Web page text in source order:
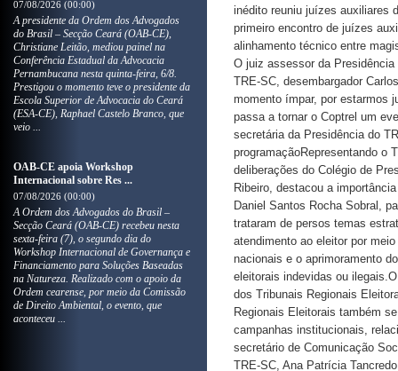
07/08/2026 (00:00)
A presidente da Ordem dos Advogados
do Brasil – Secção Ceará (OAB-CE),
Christiane Leitão, mediou painel na
Conferência Estadual da Advocacia
Pernambucana nesta quinta-feira, 6/8.
Prestigou o momento teve o presidente da
Escola Superior de Advocacia do Ceará
(ESA-CE), Raphael Castelo Branco, que
veio ...
OAB-CE apoia Workshop
Internacional sobre Res ...
07/08/2026 (00:00)
A Ordem dos Advogados do Brasil –
Secção Ceará (OAB-CE) recebeu nesta
sexta-feira (7), o segundo dia do
Workshop Internacional de Governança e
Financiamento para Soluções Baseadas
na Natureza. Realizado com o apoio da
Ordem cearense, por meio da Comissão
de Direito Ambiental, o evento, que
aconteceu ...
inédito reuniu juízes auxiliares
primeiro encontro de juízes
alinhamento técnico entre
O juiz assessor da Presidência
TRE-SC, desembargador
momento ímpar, por estarmos
passa a tornar o Coptrel um
secretária da Presidência do
programaçãoRepresentando o
deliberações do Colégio de
Ribeiro, destacou a
Daniel Santos Rocha Sobral,
trataram de persos temas
atendimento ao eleitor por
nacionais e o aprimoramento
eleitorais indevidas ou
dos Tribunais Regionais
Regionais Eleitorais também
campanhas institucionais,
secretário de Comunicação
TRE-SC, Ana Patrícia